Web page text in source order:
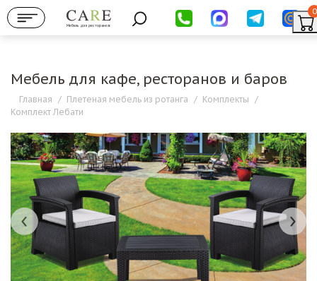
Мебель для ресторанов
0
Мебель для кафе, ресторанов и баров
Главная / Плетеная мебель из ротанга / Комплекты /
Комплект Лебати